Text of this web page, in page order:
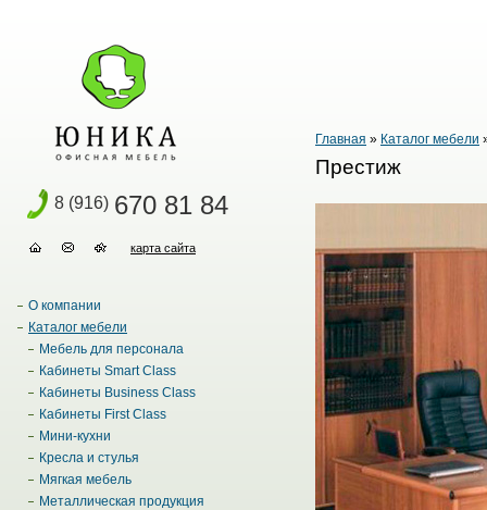
8 (916) 670 81 84
карта сайта
О компании
Каталог мебели
Мебель для персонала
Кабинеты Smart Class
Кабинеты Business Class
Кабинеты First Class
Мини-кухни
Кресла и стулья
Мягкая мебель
Металлическая продукция
Главная » Каталог мебели
Престиж